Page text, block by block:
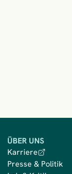
ÜBER UNS
Karriere
Presse & Politik